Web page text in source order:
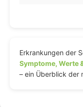
Erkrankungen der
Symptome, Werte
– ein Überblick der